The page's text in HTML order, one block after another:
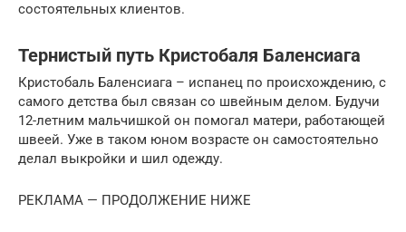
состоятельных клиентов.
Тернистый путь Кристобаля Баленсиага
Кристобаль Баленсиага – испанец по происхождению, с
самого детства был связан со швейным делом. Будучи
12-летним мальчишкой он помогал матери, работающей
швеей. Уже в таком юном возрасте он самостоятельно
делал выкройки и шил одежду.
РЕКЛАМА — ПРОДОЛЖЕНИЕ НИЖЕ